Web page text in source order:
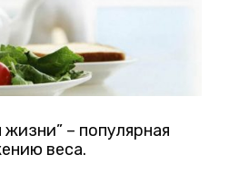
– популярная
веса.